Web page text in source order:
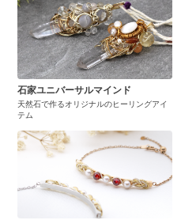
石家ユニバーサルマインド
天然石で作るオリジナルのヒーリングアイ
テム